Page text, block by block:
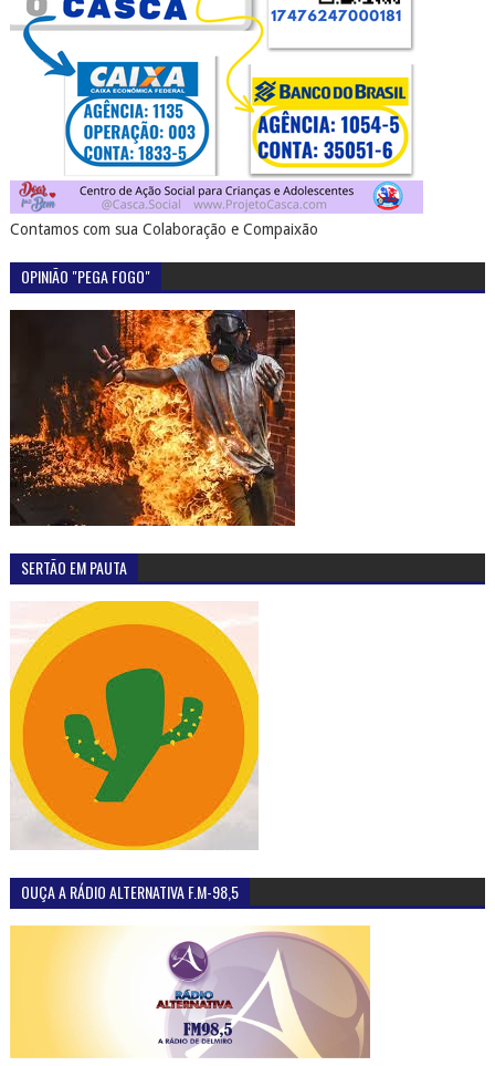
Contamos com sua Colaboração e Compaixão
OPINIÃO "PEGA FOGO"
SERTÃO EM PAUTA
OUÇA A RÁDIO ALTERNATIVA F.M-98,5